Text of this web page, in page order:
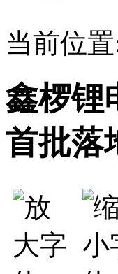
当前位
鑫椤锂
首批落